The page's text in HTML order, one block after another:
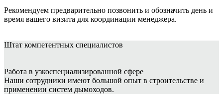
Рекомендуем предварительно позвонить и обозначить день и
время вашего визита для координации менеджера.
Штат компетентных специалистов
Работа в узкоспециализированной сфере
Наши сотрудники имеют большой опыт в строительстве и
применении систем дымоходов.